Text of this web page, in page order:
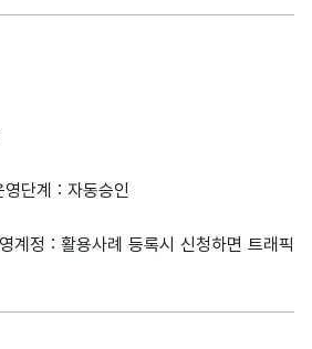
단계 : 자동승인
정 : 활용사례 등록시 신청하면 트래픽